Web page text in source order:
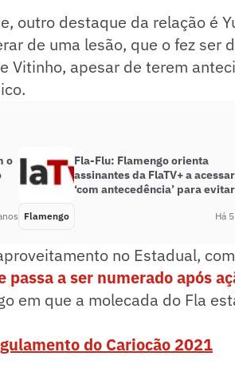
outro destaque da relação é
de uma lesão, que o fez ser
Vitinho, apesar de terem
o
Fla-Flu: Flamengo orienta
assinantes da FlaTV+ a
‘com antecedência’ para
Flamengo Há
no Estadual,
passa a ser numerado após
em que a molecada do Fla
do Cariocão 2021